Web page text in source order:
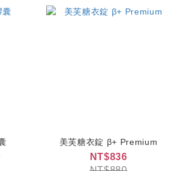
美芙糖衣錠 β+ Premium
NT$836